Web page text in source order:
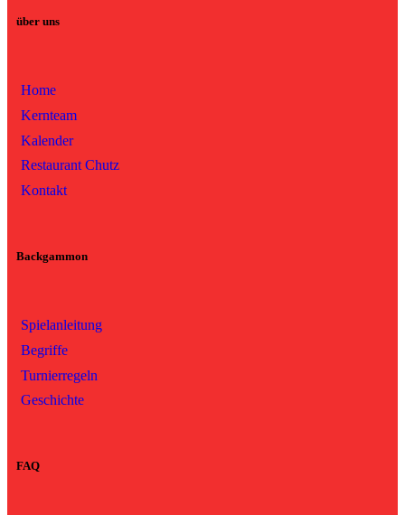
über uns
Home
Kernteam
Kalender
Restaurant Chutz
Kontakt
Backgammon
Spielanleitung
Begriffe
Turnierregeln
Geschichte
FAQ